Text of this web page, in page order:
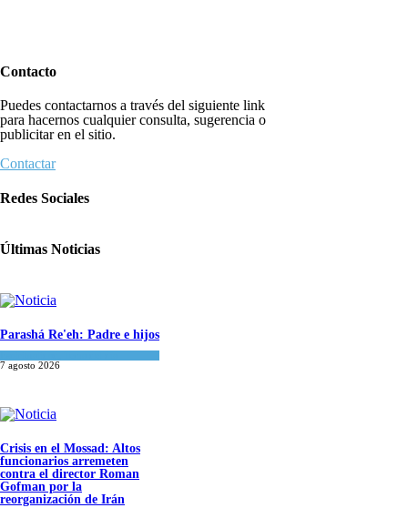
Contacto
Puedes contactarnos a través del siguiente link
para hacernos cualquier consulta, sugerencia o
publicitar en el sitio.
Contactar
Redes Sociales
Últimas Noticias
Parashá Re'eh: Padre e hijos
7 agosto 2026
Crisis en el Mossad: Altos
funcionarios arremeten
contra el director Roman
Gofman por la
reorganización de Irán